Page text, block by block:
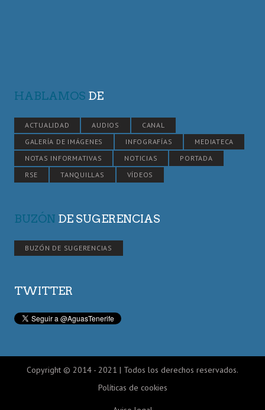
HABLAMOS DE
ACTUALIDAD AUDIOS
CANAL
GALERÍA DE IMÁGENES
INFOGRAFÍAS
MEDIATECA
NOTAS INFORMATIVAS
NOTICIAS
PORTADA
RSE
TANQUILLAS VÍDEOS
BUZÓN DE SUGERENCIAS
BUZÓN DE SUGERENCIAS
TWITTER
Copyright © 2014 - 2021 | Todos los derechos reservados.
Políticas de cookies